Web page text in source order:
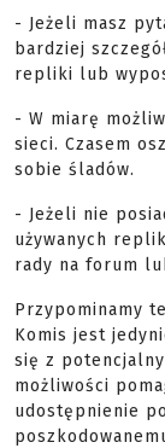
- Jeżeli masz
bardziej
repliki lub
- W miarę
sieci. Czasem
sobie śladów.
- Jeżeli nie
używanych
rady na forum
Przypominamy
Komis jest
się z
możliwości
udostępnienie